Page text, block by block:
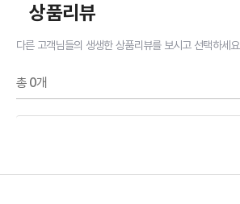
상품리뷰
다른 고객님들의 생생한 상품리뷰를 보시고 선택하세요
총 0개